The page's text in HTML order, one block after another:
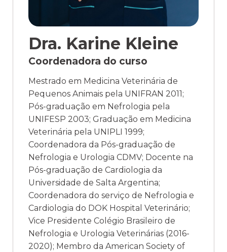
Dra. Karine Kleine
Coordenadora do curso
Mestrado em Medicina Veterinária de
Pequenos Animais pela UNIFRAN 2011;
Pós-graduação em Nefrologia pela
UNIFESP 2003; Graduação em Medicina
Veterinária pela UNIPLI 1999;
Coordenadora da Pós-graduação de
Nefrologia e Urologia CDMV; Docente na
Pós-graduação de Cardiologia da
Universidade de Salta Argentina;
Coordenadora do serviço de Nefrologia e
Cardiologia do DOK Hospital Veterinário;
Vice Presidente Colégio Brasileiro de
Nefrologia e Urologia Veterinárias (2016-
2020); Membro da American Society of